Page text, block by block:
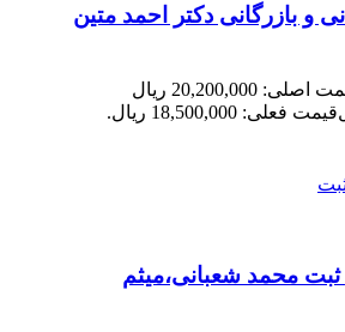
و بازرگانی دکتر احمد متین
قیمت اصلی: 20,200,000 ریال
قیمت فعلی: 18,500,000 ریال.
محمد شعبانی،میثم